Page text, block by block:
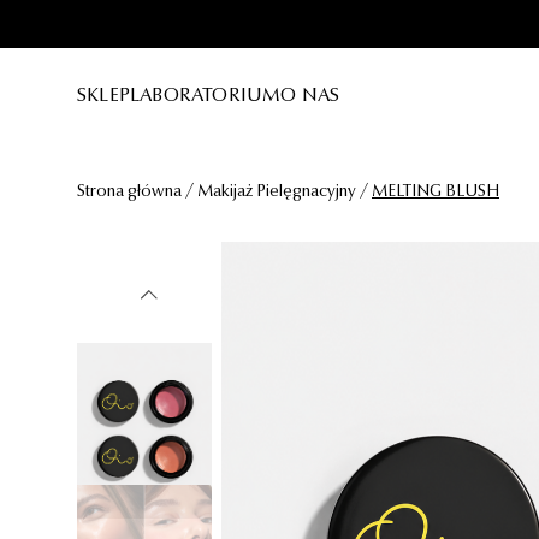
SKLEPLABORATORIUMO NAS
INTERCELLULAR
SUPERPAUSE
ALL IN EYE
KREMY
Strona główna / Makijaż Pielęgnacyjny / MELTING BLUSH